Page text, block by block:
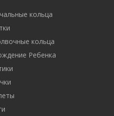
кольца
кольца
Ребенка